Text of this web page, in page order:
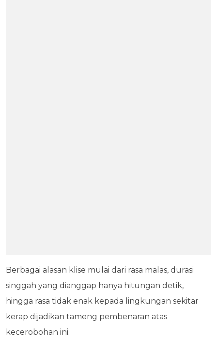
Berbagai alasan klise mulai dari rasa malas, durasi
singgah yang dianggap hanya hitungan detik,
hingga rasa tidak enak kepada lingkungan sekitar
kerap dijadikan tameng pembenaran atas
kecerobohan ini.